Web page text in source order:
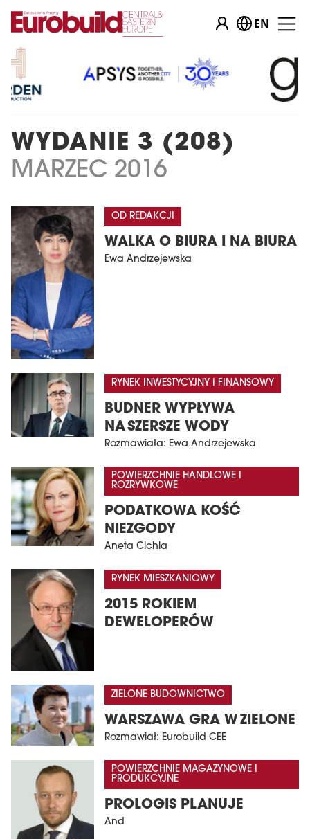
EN
WYDANIE 3 (208)
MARZEC 2016
OD REDAKCJI
WALKA O BIURA I NA BIURA
Ewa Andrzejewska
RYNEK INWESTYCYJNY I FINANSOWY
BUDNER WYPŁYWA
NA SZERSZE WODY
Rozmawiała: Ewa Andrzejewska
POWIERZCHNIE HANDLOWE I
ROZRYWKOWE
PODATKOWA KOŚĆ
NIEZGODY
Aneta Cichla
RYNEK MIESZKANIOWY
2015 ROKIEM
DEWELOPERÓW
ZIELONE BUDOWNICTWO
WARSZAWA GRA W ZIELONE
Rozmawiał: Eurobuild CEE
POWIERZCHNIE MAGAZYNOWE I
PRODUKCYJNE
PROLOGIS PLANUJE
And